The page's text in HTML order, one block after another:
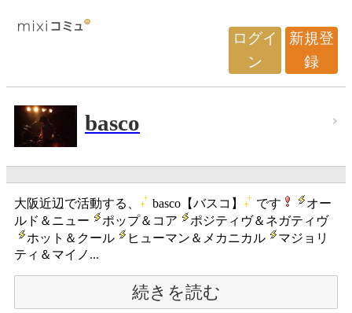
ログイ
ン
新規登
録
basco
大阪近辺で活動する、 basco【バスコ】 です
オー
ルド＆ニュー
ポップ＆コア
ポジティヴ＆ネガティヴ
ホット＆クール
ヒューマン＆メカニカル
マジョリ
ティ＆マイノ...
続きを読む